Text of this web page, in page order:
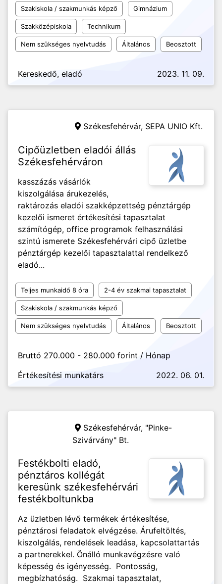
Szakiskola / szakmunkás képző Gimnázium
Szakközépiskola Technikum
Nem szükséges nyelvtudás Általános Beosztott
Kereskedő, eladó 2023. 11. 09.
Székesfehérvár, SEPA UNIO Kft.
Cipőüzletben eladói állás
Székesfehérváron
kasszázás vásárlók
kiszolgálása árukezelés,
raktározás eladói szakképzettség pénztárgép
kezelői ismeret értékesítési tapasztalat
számítógép, office programok felhasználási
szintú ismerete Székesfehérvári cipő üzletbe
pénztárgép kezelői tapasztalattal rendelkező
eladó...
Teljes munkaidő 8 óra 2-4 év szakmai tapasztalat
Szakiskola / szakmunkás képző
Nem szükséges nyelvtudás Általános Beosztott
Bruttó 270.000 - 280.000 forint / Hónap
Értékesítési munkatárs
2022. 06. 01.
Székesfehérvár, "Pinke-
Szivárvány" Bt.
Festékbolti eladó,
pénztáros kollégát
keresünk székesfehérvári
festékboltunkba
Az üzletben lévő termékek értékesítése,
pénztárosi feladatok elvégzése. Árufeltöltés,
kiszolgálás, rendelések leadása, kapcsolattartás
a partnerekkel. Önálló munkavégzésre való
képesség és igényesség. Pontosság,
megbízhatóság. Szakmai tapasztalat,